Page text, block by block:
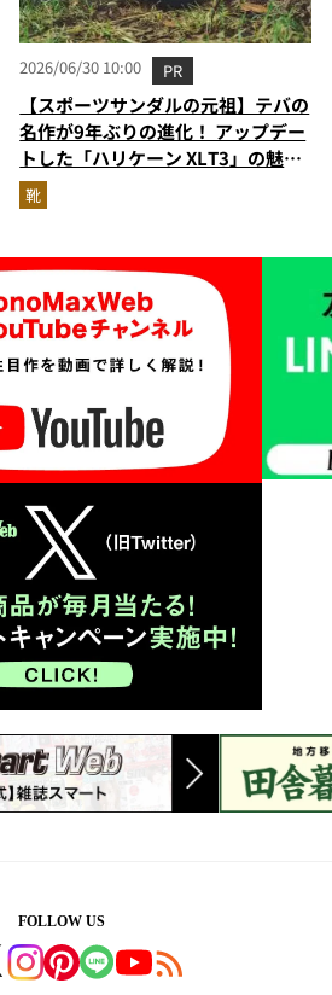
2026/06/30 10:00 PR
【スポーツサンダルの元祖】テバの
名作が9年ぶりの進化！ アップデー
トした「ハリケーン XLT3」の魅力
を識者があらゆる角度から徹底解
説！
靴
FOLLOW US